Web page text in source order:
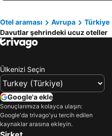
Risus Beach Resort Hotel
Palm Wings Kusadasi Beach Resort & Spa
Palmin Hotel
Batihan Beach Resort & Spa
Unique Life Style Hotel
Ladies Beach Suit Otel
Grand Belish Hotel
Scala Nuova Beach Hotel
Otel araması Avrupa Türkiye
Davutlar şehrindeki ucuz oteller
Ülkenizi Seçin
Google'a ekle
Sonuçlarımıza kolayca ulaşın:
Google'da trivago'yu tercih edilen
kaynaklar arasına ekleyin.